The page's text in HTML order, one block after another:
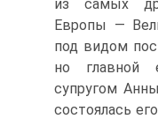
из самых
Европы —
под видом
но главной
супругом
состоялась